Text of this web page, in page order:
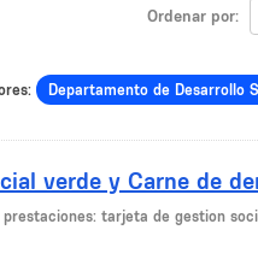
Ordenar por
Departamento de Desarrollo
verde y Carne de
tarjeta de gestion